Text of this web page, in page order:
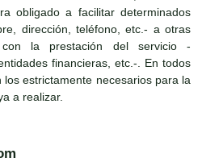
obligado a facilitar determinados
dirección, teléfono, etc.- a otras
con la prestación del servicio -
financieras, etc.-. En todos
los estrictamente necesarios para la
a realizar.